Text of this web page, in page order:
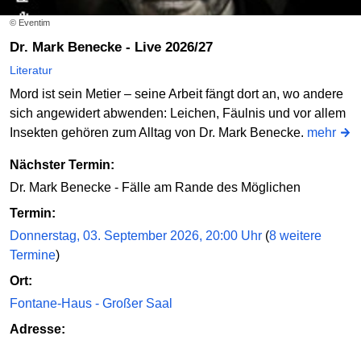
© Eventim
Dr. Mark Benecke - Live 2026/27
Literatur
Mord ist sein Metier – seine Arbeit fängt dort an, wo andere
sich angewidert abwenden: Leichen, Fäulnis und vor allem
Insekten gehören zum Alltag von Dr. Mark Benecke. mehr
Nächster Termin:
Dr. Mark Benecke - Fälle am Rande des Möglichen
Termin:
Donnerstag, 03. September 2026, 20:00 Uhr (8 weitere
Termine)
Ort:
Fontane-Haus - Großer Saal
Adresse: